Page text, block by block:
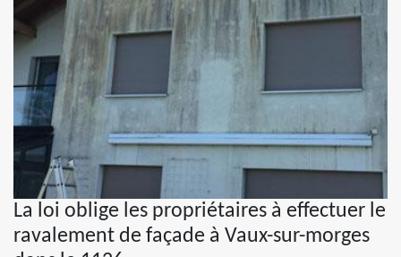
La loi oblige les propriétaires à effectuer le
ravalement de façade à Vaux-sur-morges